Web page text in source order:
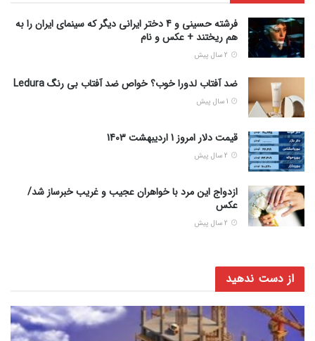
فرشته حسینی و 4 دختر ایرانی دیگر که سینمای ایران را به
هم ریختند + عکس و نام
ضد آفتاب لدورا خوب؟ خواص ضد آفتاب بی رنگ Ledura
قیمت دلار امروز 1 اردیبهشت 1403
ازدواج این مرد با خواهران عجیب و غریب خبرساز شد/
عکس
از دست ندهید